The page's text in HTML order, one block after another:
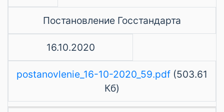
Постановление Госстандарта
16.10.2020
postanovlenie_16-10-2020_59.pdf (503.61
Кб)